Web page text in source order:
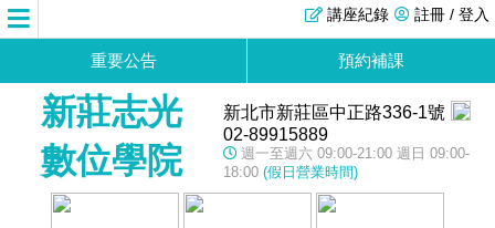
註冊 / 登入
講座紀錄
重要公告 預約補課
新莊志光
數位學院
新北市新莊區中正路336-1號
02-89915889
週一至週六 09:00-21:00 週日 09:00-
18:00 (假日營業時間)